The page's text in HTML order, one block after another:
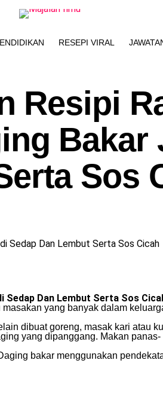
RESEPI VIRAL
Resipi
Bakar
Sos
Sedap Dan Lembut Serta Sos
yang banyak dalam
dibuat goreng, masak kari atau
yang dipanggang. Makan panas-
bakar menggunakan